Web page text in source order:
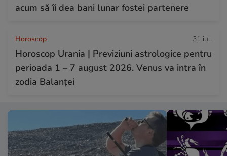
acum să îi dea bani lunar fostei partenere
Horoscop 31 iul.
Horoscop Urania | Previziuni astrologice pentru
perioada 1 – 7 august 2026. Venus va intra în
zodia Balanței